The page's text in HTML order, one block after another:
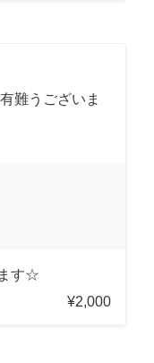
難うございま
す☆
¥2,000